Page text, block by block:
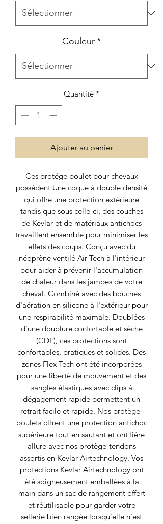
Couleur*
Quantité *
Ajouter au panier
Ces protége boulet pour chevaux
possédent Une coque à double densité
qui offre une protection extérieure
tandis que sous celle-ci, des couches
de Kevlar et de matériaux antichocs
travaillent ensemble pour minimiser les
effets des coups. Conçu avec du
néoprène ventilé Air-Tech à l'intérieur
pour aider à prévenir l'accumulation
de chaleur dans les jambes de votre
cheval. Combiné avec des bouches
d'aération en silicone à l'extérieur pour
une respirabilité maximale. Doublées
d'une doublure confortable et sèche
(CDL), ces protections sont
confortables, pratiques et solides. Des
zones Flex Tech ont été incorporées
pour une liberté de mouvement et des
sangles élastiques avec clips à
dégagement rapide permettent un
retrait facile et rapide. Nos protège-
boulets offrent une protection antichoc
supérieure tout en sautant et ont fière
allure avec nos protège-tendons
assortis en Kevlar Airtechnology. Vos
protections Kevlar Airtechnology ont
été soigneusement emballées à la
main dans un sac de rangement offert
et réutilisable pour garder votre
sellerie bien rangée lorsqu'elle n'est